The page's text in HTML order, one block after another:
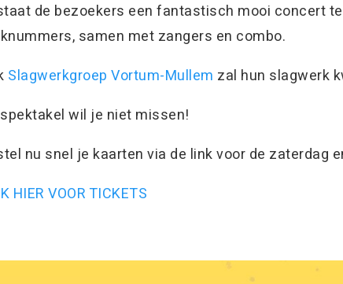
de bezoekers een fantastisch mooi concert
samen met zangers en combo.
Slagwerkgroep Vortum-Mullem zal hun slagwerk
wil je niet missen!
nu snel je kaarten via de link voor de zaterdag
HIER VOOR TICKETS